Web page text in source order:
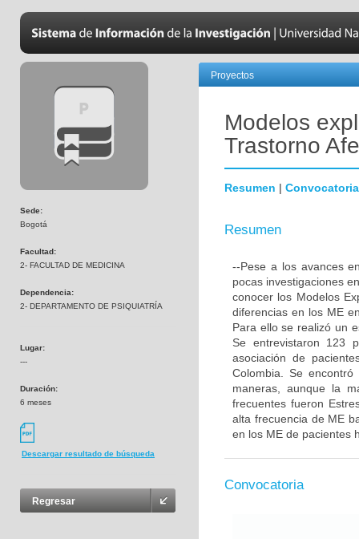
Sede:
Bogotá
Facultad:
2- FACULTAD DE MEDICINA
Dependencia:
2- DEPARTAMENTO DE PSIQUIATRÍA
Lugar:
---
Duración:
6 meses
Descargar resultado de búsqueda
Regresar
Proyectos
Modelos
Trastorno
Resumen | Convocatoria
Resumen
--Pese a los avances
pocas investigaciones
conocer los Modelos
diferencias en los ME
Para ello se realizó un
Se entrevistaron 123
asociación de
Colombia. Se
maneras, aunque la
frecuentes fueron
alta frecuencia de ME
en los ME de pacientes
Convocatoria